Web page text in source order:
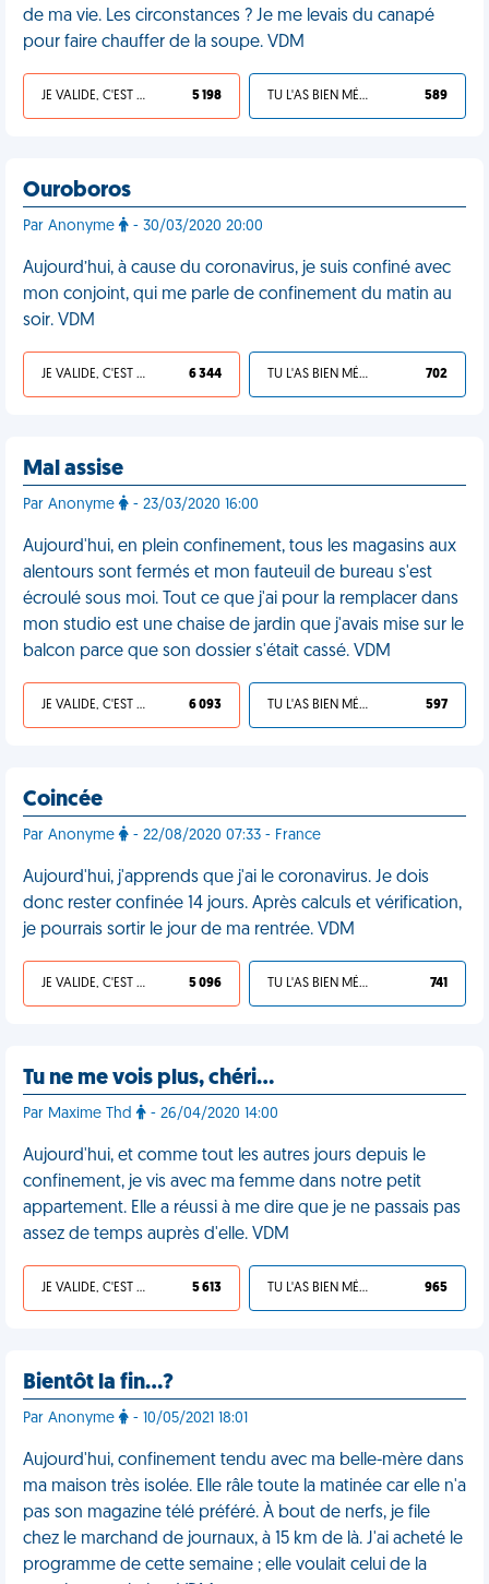
de ma vie. Les circonstances ? Je me levais du canapé
pour faire chauffer de la soupe. VDM
JE VALIDE, C'EST UNE VDM 5 198 TU L'AS BIEN MÉRITÉ 589
Ouroboros
Par Anonyme - 30/03/2020 20:00
Aujourd’hui, à cause du coronavirus, je suis confiné avec
mon conjoint, qui me parle de confinement du matin au
soir. VDM
JE VALIDE, C'EST UNE VDM 6 344 TU L'AS BIEN MÉRITÉ 702
Mal assise
Par Anonyme - 23/03/2020 16:00
Aujourd'hui, en plein confinement, tous les magasins aux
alentours sont fermés et mon fauteuil de bureau s'est
écroulé sous moi. Tout ce que j'ai pour la remplacer dans
mon studio est une chaise de jardin que j'avais mise sur le
balcon parce que son dossier s'était cassé. VDM
JE VALIDE, C'EST UNE VDM 6 093 TU L'AS BIEN MÉRITÉ 597
Coincée
Par Anonyme - 22/08/2020 07:33 - France
Aujourd'hui, j'apprends que j'ai le coronavirus. Je dois
donc rester confinée 14 jours. Après calculs et vérification,
je pourrais sortir le jour de ma rentrée. VDM
JE VALIDE, C'EST UNE VDM 5 096 TU L'AS BIEN MÉRITÉ 741
Tu ne me vois plus, chéri…
Par Maxime Thd - 26/04/2020 14:00
Aujourd'hui, et comme tout les autres jours depuis le
confinement, je vis avec ma femme dans notre petit
appartement. Elle a réussi à me dire que je ne passais pas
assez de temps auprès d'elle. VDM
JE VALIDE, C'EST UNE VDM 5 613 TU L'AS BIEN MÉRITÉ 965
Bientôt la fin…?
Par Anonyme - 10/05/2021 18:01
Aujourd'hui, confinement tendu avec ma belle-mère dans
ma maison très isolée. Elle râle toute la matinée car elle n'a
pas son magazine télé préféré. À bout de nerfs, je file
chez le marchand de journaux, à 15 km de là. J'ai acheté le
programme de cette semaine ; elle voulait celui de la